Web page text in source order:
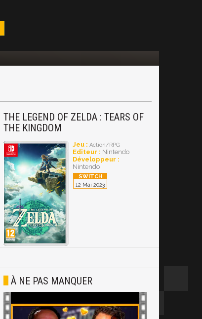
THE LEGEND OF ZELDA : TEARS OF
THE KINGDOM
Jeu : Action/RPG
Editeur : Nintendo
Développeur :
Nintendo
12 Mai 2023
À NE PAS MANQUER